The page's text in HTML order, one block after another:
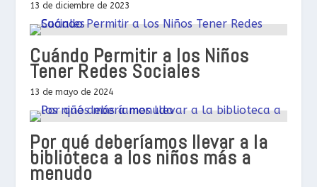
13 de diciembre de 2023
Cuándo Permitir a los Niños
Tener Redes Sociales
13 de mayo de 2024
Por qué deberíamos llevar a la
biblioteca a los niños más a
menudo